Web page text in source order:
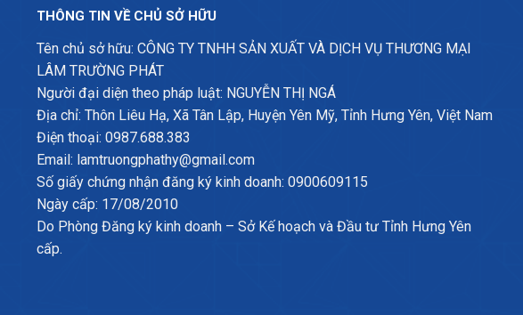
THÔNG TIN VỀ CHỦ SỞ HỮU
Tên chủ sở hữu: CÔNG TY TNHH SẢN XUẤT VÀ DỊCH VỤ THƯƠNG MẠI
LÂM TRƯỜNG PHÁT
Người đại diện theo pháp luật: NGUYỄN THỊ NGÁ
Địa chỉ: Thôn Liêu Hạ, Xã Tân Lập, Huyện Yên Mỹ, Tỉnh Hưng Yên, Việt Nam
Điện thoại: 0987.688.383
Email: lamtruongphathy@gmail.com
Số giấy chứng nhận đăng ký kinh doanh: 0900609115
Ngày cấp: 17/08/2010
Do Phòng Đăng ký kinh doanh – Sở Kế hoạch và Đầu tư Tỉnh Hưng Yên
cấp.